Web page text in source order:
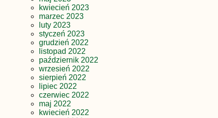
kwiecień 2023
marzec 2023
luty 2023
styczeń 2023
grudzień 2022
listopad 2022
październik 2022
wrzesień 2022
sierpień 2022
lipiec 2022
czerwiec 2022
maj 2022
kwiecień 2022